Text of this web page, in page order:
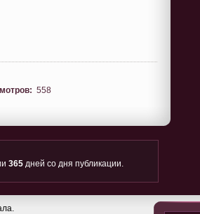
558
365 дней со дня публикации.